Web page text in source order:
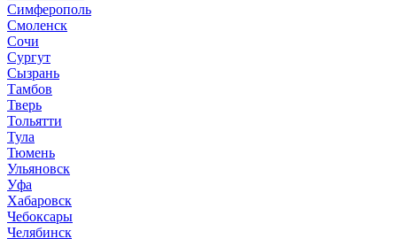
Симферополь
Смоленск
Сочи
Сургут
Сызрань
Тамбов
Тверь
Тольятти
Тула
Тюмень
Ульяновск
Уфа
Хабаровск
Чебоксары
Челябинск